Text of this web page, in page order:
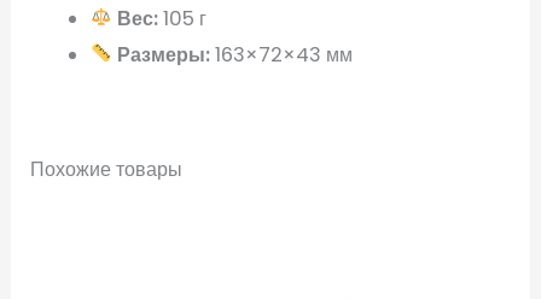
Вес:105 г
Размеры:163×72×43 мм
Похожие товары